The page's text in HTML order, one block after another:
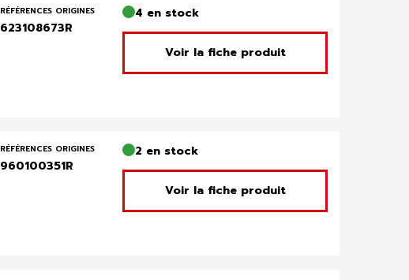
RÉFÉRENCES ORIGINES
623108673R
4 en stock
Voir la fiche produit
RÉFÉRENCES ORIGINES
960100351R
2 en stock
Voir la fiche produit